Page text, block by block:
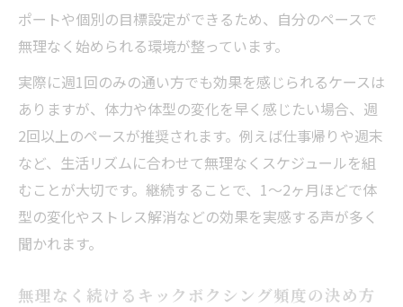
ポートや個別の目標設定ができるため、自分のペースで
無理なく始められる環境が整っています。
実際に週1回のみの通い方でも効果を感じられるケースは
ありますが、体力や体型の変化を早く感じたい場合、週
2回以上のペースが推奨されます。例えば仕事帰りや週末
など、生活リズムに合わせて無理なくスケジュールを組
むことが大切です。継続することで、1〜2ヶ月ほどで体
型の変化やストレス解消などの効果を実感する声が多く
聞かれます。
無理なく続けるキックボクシング頻度の決め方